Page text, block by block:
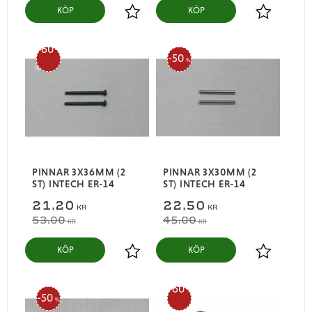
Lägg till i favoriter
KÖP
Lägg till i
KÖP
PINNAR 3X36MM (2
ST) INTECH ER-14
21,20 KR
53,00KR
60
%
Lägg till i favoriter
KÖP
PINNAR 3X30MM (2
ST) INTECH ER-14
22,50 KR
45,00KR
50 %
Lägg till i
KÖP
50 %
60
%